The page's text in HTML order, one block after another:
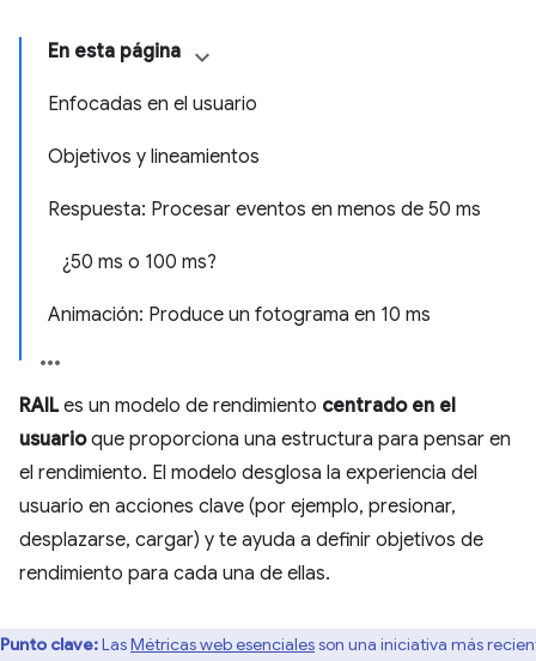
En esta página
Enfocadas en el usuario
Objetivos y lineamientos
Respuesta: Procesar eventos en menos de 50 ms
¿50 ms o 100 ms?
Animación: Produce un fotograma en 10 ms
RAILes un modelo de rendimiento centrado en el
usuarioque proporciona una estructura para pensar en
el rendimiento. El modelo desglosa la experiencia del
usuario en acciones clave (por ejemplo, presionar,
desplazarse, cargar) y te ayuda a definir objetivos de
rendimiento para cada una de ellas.
Punto clave:LasMétricas web esencialesson una iniciativa más